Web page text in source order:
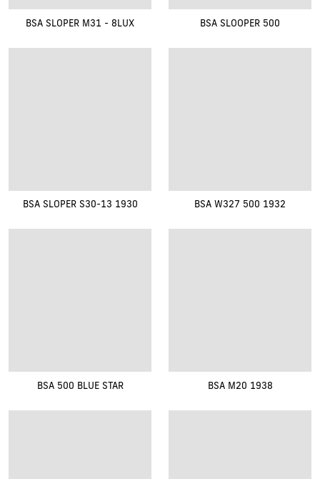
BSA SLOPER M31 - 8LUX BSA SLOOPER 500
BSA SLOPER S30-13 1930 BSA W327 500 1932
BSA 500 BLUE STAR BSA M20 1938